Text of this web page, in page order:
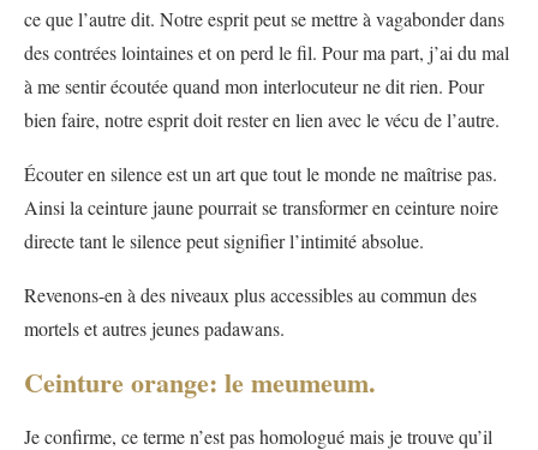
ce que l’autre dit. Notre esprit peut se mettre à vagabonder dans
des contrées lointaines et on perd le fil. Pour ma part, j’ai du mal
à me sentir écoutée quand mon interlocuteur ne dit rien. Pour
bien faire, notre esprit doit rester en lien avec le vécu de l’autre.
Écouter en silence est un art que tout le monde ne maîtrise pas.
Ainsi la ceinture jaune pourrait se transformer en ceinture noire
directe tant le silence peut signifier l’intimité absolue.
Revenons-en à des niveaux plus accessibles au commun des
mortels et autres jeunes padawans.
Ceinture orange: le meumeum.
Je confirme, ce terme n’est pas homologué mais je trouve qu’il